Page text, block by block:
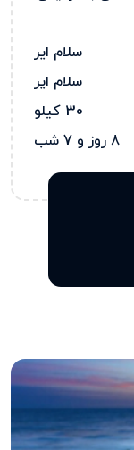
سلام ایر
سلام ایر
30 کیلو
8 روز و 7 شب